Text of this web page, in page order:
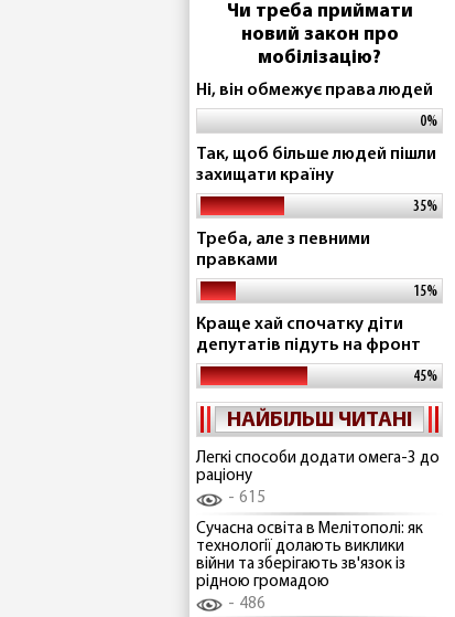
Чи треба приймати
новий закон про
мобілізацію?
Ні, він обмежує права людей
0%
Так, щоб більше людей пішли
захищати країну
35%
Треба, але з певними
правками
15%
Краще хай спочатку діти
депутатів підуть на фронт
45%
НАЙБІЛЬШ ЧИТАНІ
Легкі способи додати омега-3 до
раціону
615
Сучасна освіта в Мелітополі: як
технології долають виклики
війни та зберігають зв'язок із
рідною громадою
486